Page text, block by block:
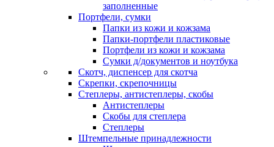
заполненные
Портфели, сумки
Папки из кожи и кожзама
Папки-портфели пластиковые
Портфели из кожи и кожзама
Сумки д/документов и ноутбука
Скотч, диспенсер для скотча
Скрепки, скрепочницы
Степлеры, антистеплеры, скобы
Антистеплеры
Скобы для степлера
Степлеры
Штемпельные принадлежности